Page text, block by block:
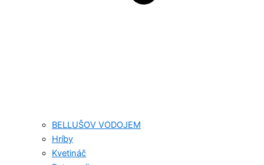
BELLUŠOV VODOJEM
Hríby
Kvetináč